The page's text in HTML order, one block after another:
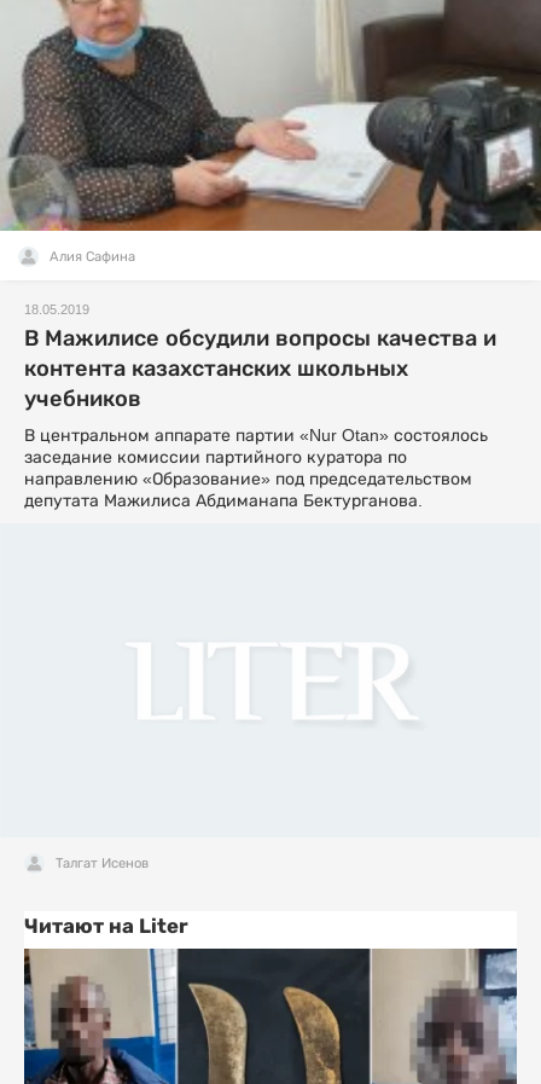
Алия Сафина
18.05.2019
В Мажилисе обсудили вопросы качества и
контента казахстанских школьных
учебников
В центральном аппарате партии «Nur Otan» состоялось
заседание комиссии партийного куратора по
направлению «Образование» под председательством
депутата Мажилиса Абдиманапа Бектурганова.
Талгат Исенов
Читают на Liter